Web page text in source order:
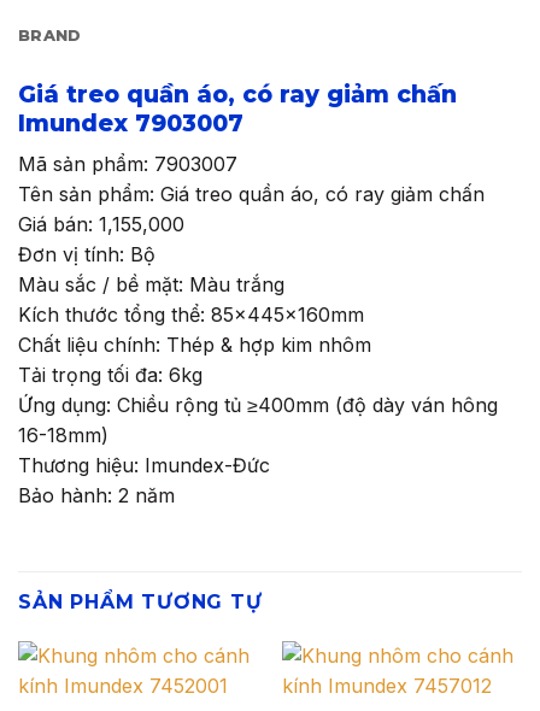
BRAND
Giá treo quần áo, có ray giảm chấn
Imundex 7903007
Mã sản phẩm: 7903007
Tên sản phẩm: Giá treo quần áo, có ray giảm chấn
Giá bán: 1,155,000
Đơn vị tính: Bộ
Màu sắc / bề mặt: Màu trắng
Kích thước tổng thể: 85x445x160mm
Chất liệu chính: Thép & hợp kim nhôm
Tải trọng tối đa: 6kg
Ứng dụng: Chiều rộng tủ ≥400mm (độ dày ván hông
16-18mm)
Thương hiệu: Imundex-Đức
Bảo hành: 2 năm
SẢN PHẨM TƯƠNG TỰ